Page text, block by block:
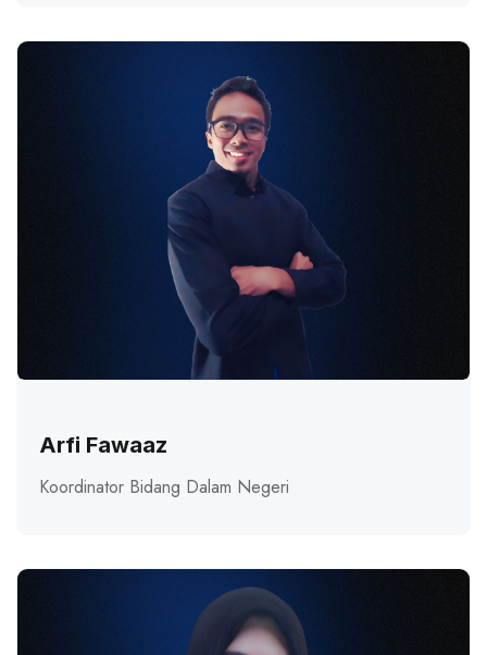
Arfi Fawaaz
Koordinator Bidang Dalam Negeri